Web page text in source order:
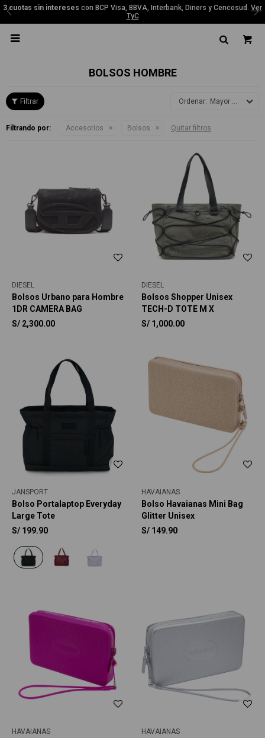
3 cuotas sin intereses con BCP Visa, BBVA, Interbank, Diners y Cencosud. Ver
TyC

BOLSOS HOMBRE
Mayor precio
Filtrando por: Accesorios Bolsos Quitar filtros
DIESEL
Bolsos Urbano para Hombre
1DR CAMERA BAG
S/ 2,300.00
DIESEL
Bolsos Shopper Unisex
TECH-D TOTE M X
S/ 1,000.00
JANSPORT
Bolso Portalaptop Everyday
Large Tote
S/ 199.90
HAVAIANAS
Bolso Havaianas Mini Bag
Glitter Unisex
S/ 149.90
HAVAIANAS HAVAIANAS